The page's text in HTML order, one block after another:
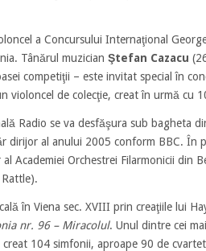
a Concursului Internaţional
Tânărul muzician Ştefan Cazacu
competiţii – este invitat special în
violoncel de colecţie, creat în urmă cu
Radio se va desfăşura sub bagheta
dirijor al anului 2005 conform BBC. În
Academiei Orchestrei Filarmonicii din
în Viena sec. XVIII prin creaţiile lui
nr. 96 – Miracolul. Unul dintre cei
104 simfonii, aproape 90 de